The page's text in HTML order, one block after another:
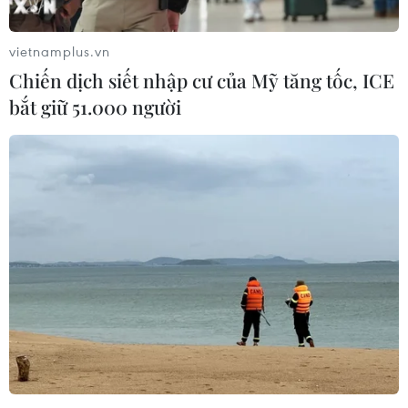
Tìm nhân chứng về mộ tập thể liệt sỹ
sau trận đánh Cồn Tiên
09/08/2026 02:53
Tuyến phố đi bộ thông minh
đầu tiên ở Cầu Giấy được Hà Nội lựa
Bắc Ninh trước “ngưỡng cửa” thành
phố trực thuộc Trung ương
09/08/2026 01:40
vietnamplus.vn
Chiến dịch siết nhập cư của Mỹ tăng tốc, ICE
bắt giữ 51.000 người